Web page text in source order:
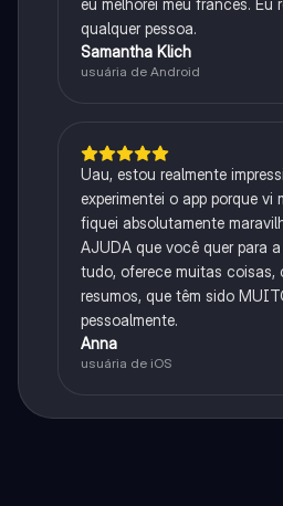
eu melhorei meu francês. Eu
qualquer pessoa.
Samantha Klich
usuária de Android
Uau, estou realmente
experimentei o app porque
fiquei absolutamente
AJUDA que você quer para
tudo, oferece muitas coisas,
resumos, que têm sido
pessoalmente.
Anna
usuária de iOS